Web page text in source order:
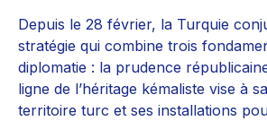
Depuis le 28 février, la Turquie
stratégie qui combine trois
diplomatie : la prudence
ligne de l’héritage kémaliste vise à
territoire turc et ses installations